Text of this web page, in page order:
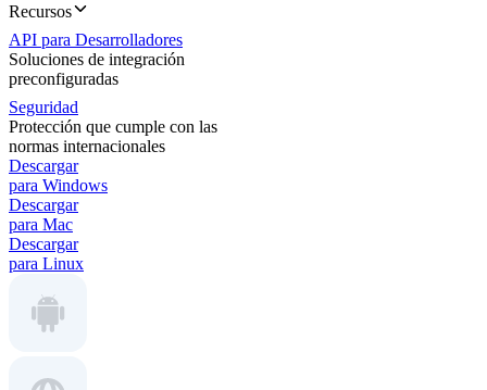
Recursos
API para Desarrolladores
Soluciones de integración
preconfiguradas
Seguridad
Protección que cumple con las
normas internacionales
Descargar
para Windows
Descargar
para Mac
Descargar
para Linux